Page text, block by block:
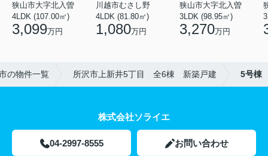
狭山市大字北入曽
4LDK (107.00㎡)
3,099万円
川越市むさし野
4LDK (81.80㎡)
1,080万円
狭山市大字北入曽
3LDK (98.95㎡)
3,270万円
の物件一覧 所沢市上新井5丁目 全6棟 新築戸建 5号棟
株式会社ソライエ
04-2997-8555 お問い合わせ